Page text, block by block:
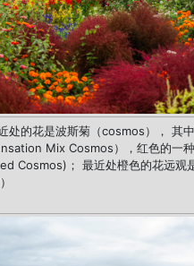
处的花是波斯菊（cosmos）， 其
Mix Cosmos），红色的一
Cosmos)； 最近处橙色的花远观